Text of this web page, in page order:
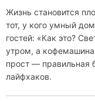
Жизнь становится
тот, у кого умный
гостей: «Как это?
утром, а
прост — правильная
лайфхаков.